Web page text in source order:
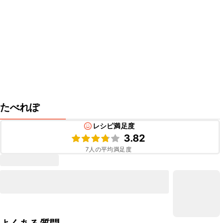
たべれぽ
レシピ満足度
3.82
7 人の平均満足度